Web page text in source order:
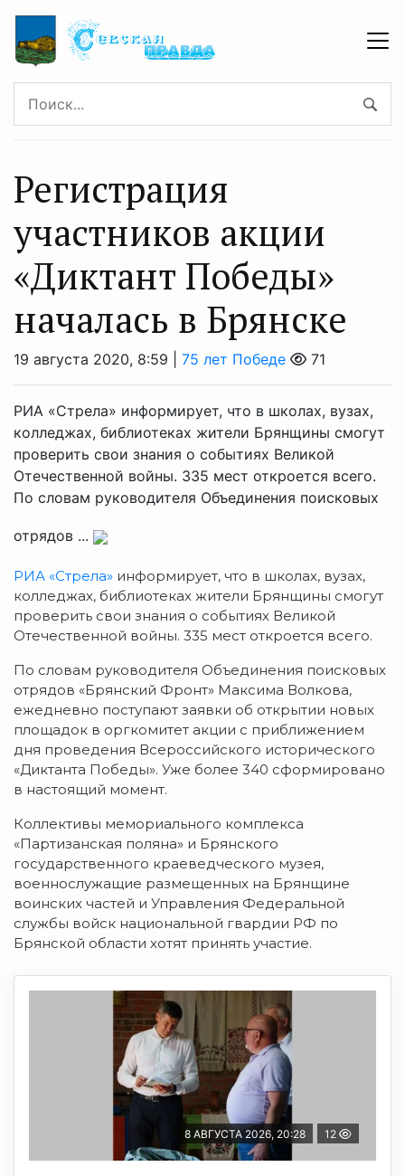
Регистрация
участников акции
«Диктант Победы»
началась в Брянске
19 августа 2020, 8:59 | 75 лет Победе 71
РИА «Стрела» информирует, что в школах, вузах,
колледжах, библиотеках жители Брянщины смогут
проверить свои знания о событиях Великой
Отечественной войны. 335 мест откроется всего.
По словам руководителя Объединения поисковых
отрядов ...
РИА «Стрела» информирует, что в школах, вузах,
колледжах, библиотеках жители Брянщины смогут
проверить свои знания о событиях Великой
Отечественной войны. 335 мест откроется всего.
По словам руководителя Объединения поисковых
отрядов «Брянский Фронт» Максима Волкова,
ежедневно поступают заявки об открытии новых
площадок в оргкомитет акции с приближением
дня проведения Всероссийского исторического
«Диктанта Победы». Уже более 340 сформировано
в настоящий момент.
Коллективы мемориального комплекса
«Партизанская поляна» и Брянского
государственного краеведческого музея,
военнослужащие размещенных на Брянщине
воинских частей и Управления Федеральной
службы войск национальной гвардии РФ по
Брянской области хотят принять участие.
8 АВГУСТА 2026, 20:28 12